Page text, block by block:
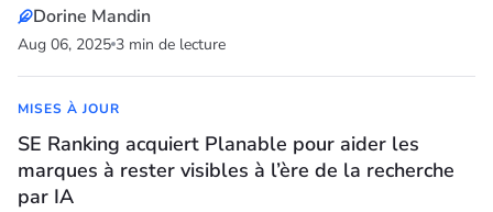
Dorine Mandin
Aug 06, 2025 3 min de lecture
MISES À JOUR
SE Ranking acquiert Planable pour aider les
marques à rester visibles à l’ère de la recherche
par IA